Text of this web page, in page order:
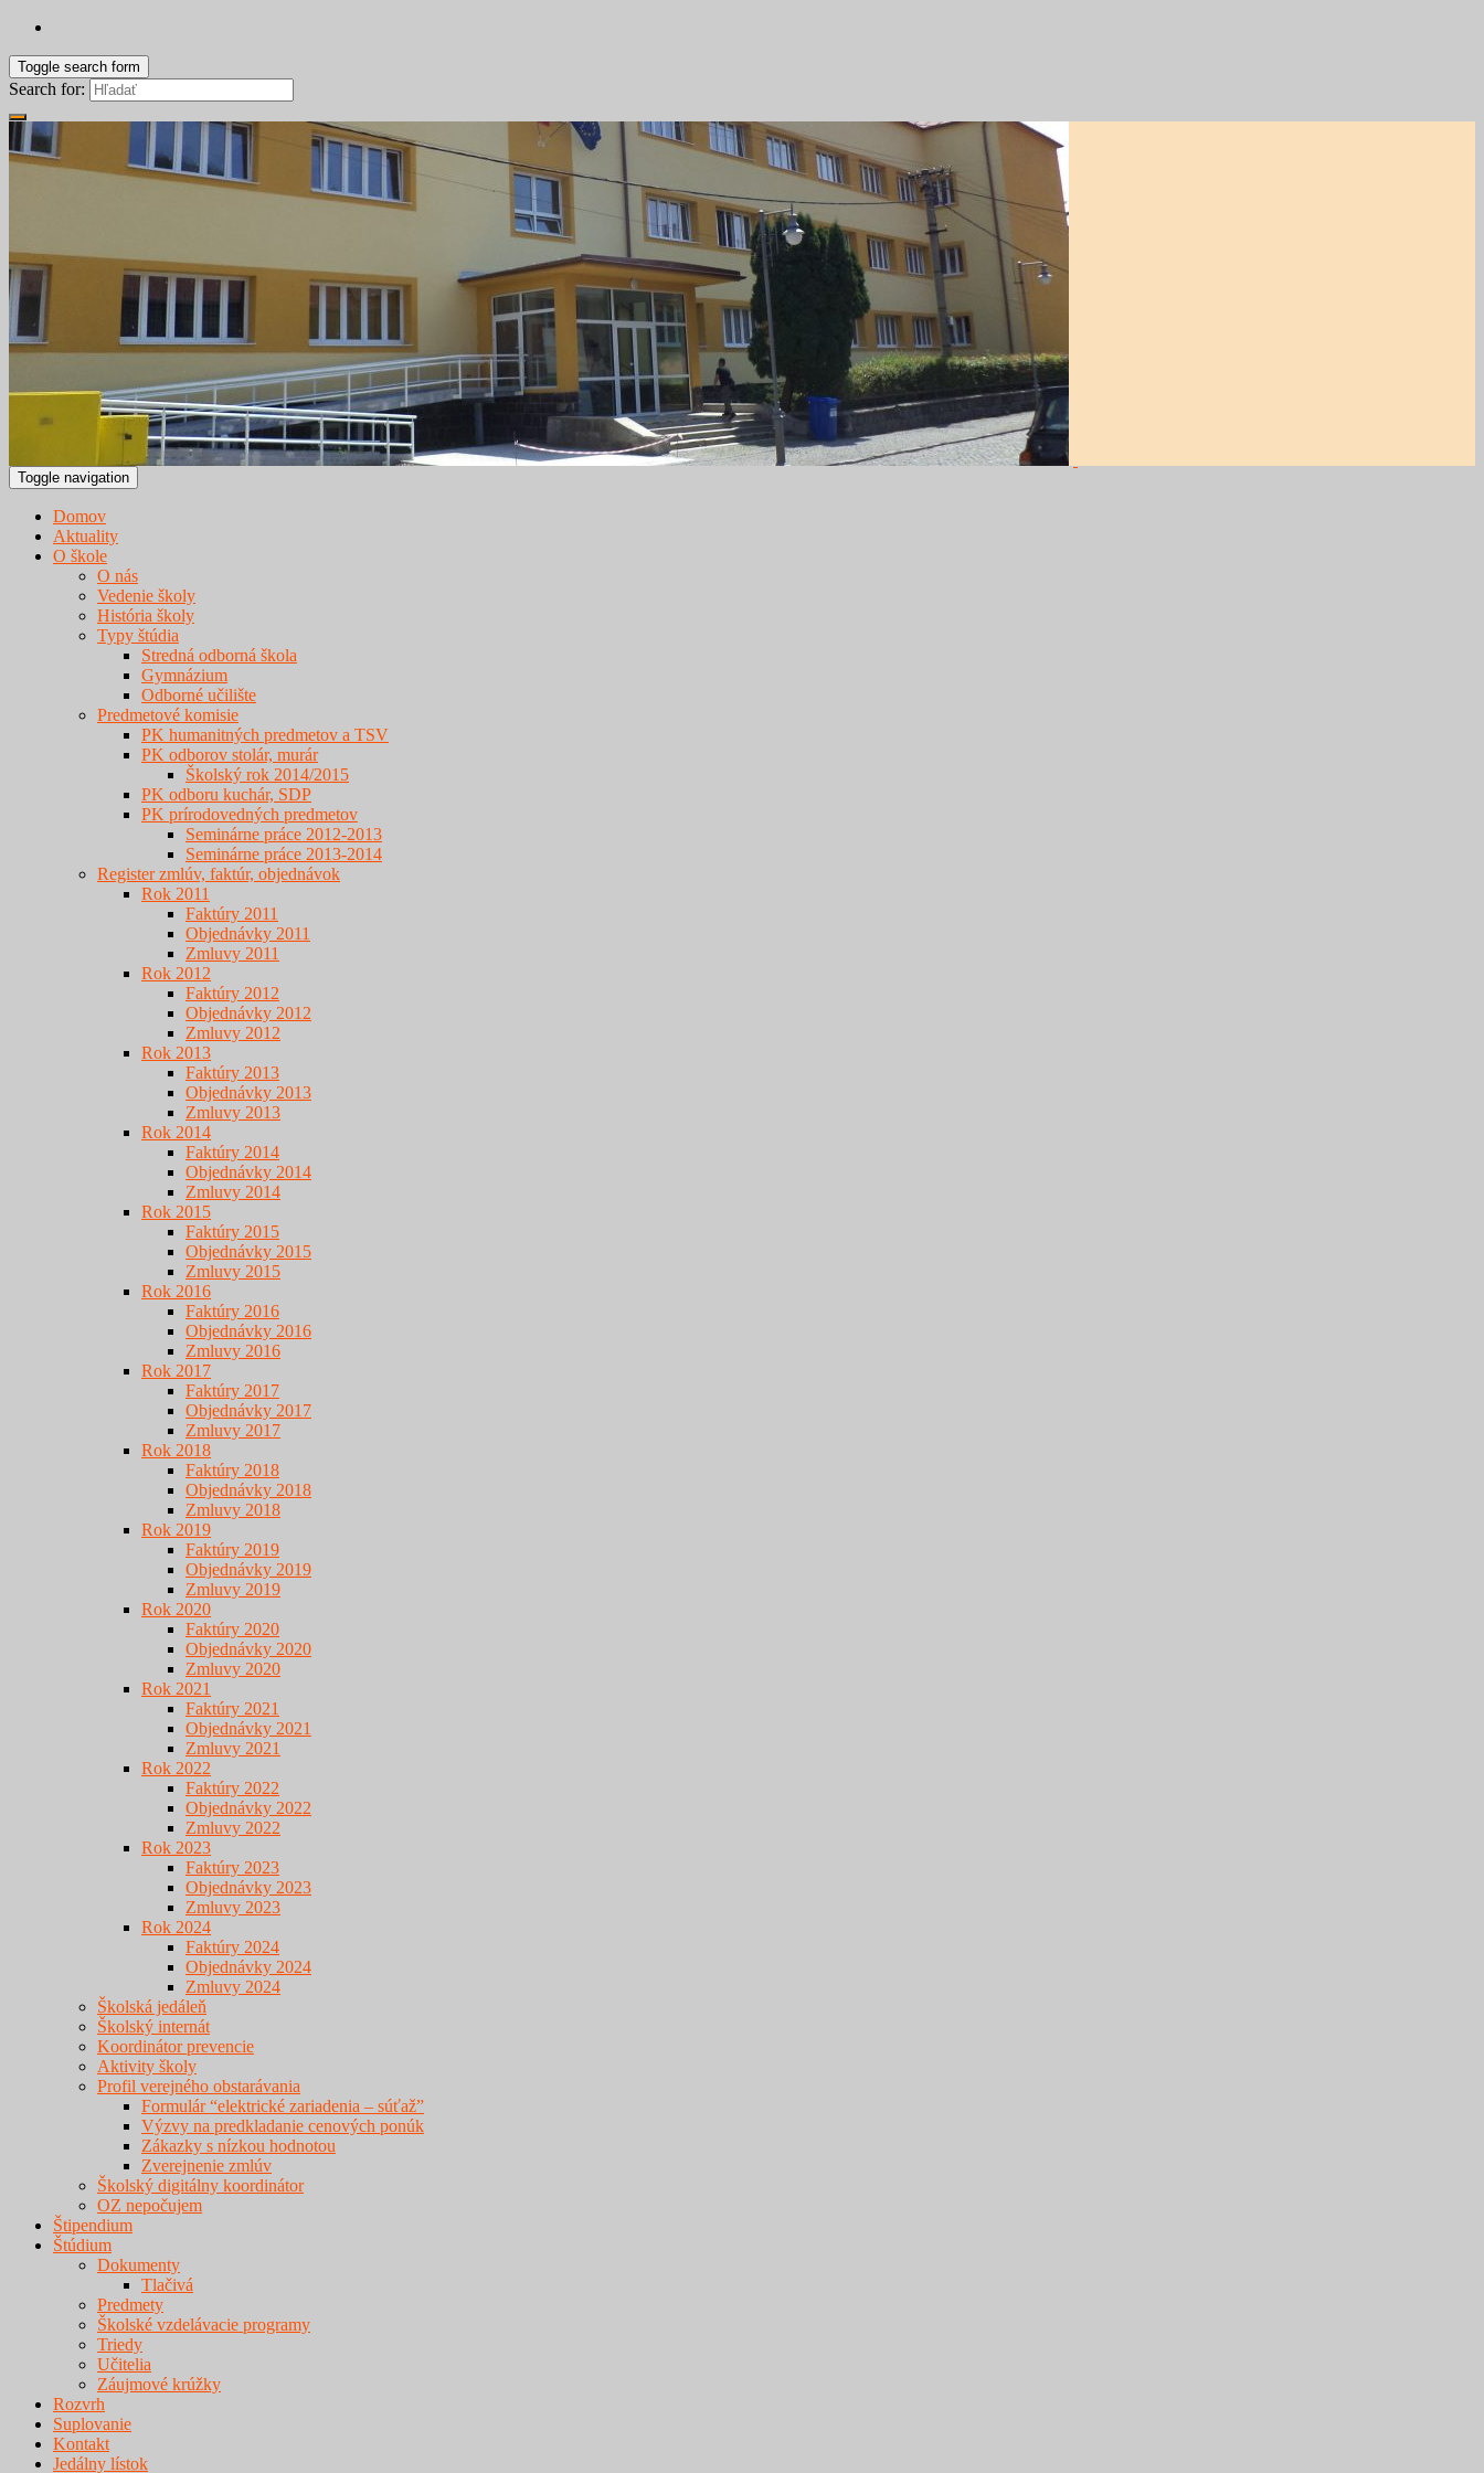
Toggle search form
Search for:
Toggle navigation
Domov
Aktuality
O škole
O nás
Vedenie školy
História školy
Typy štúdia
Stredná odborná škola
Gymnázium
Odborné učilište
Predmetové komisie
PK humanitných predmetov a TSV
PK odborov stolár, murár
Školský rok 2014/2015
PK odboru kuchár, SDP
PK prírodovedných predmetov
Seminárne práce 2012-2013
Seminárne práce 2013-2014
Register zmlúv, faktúr, objednávok
Rok 2011
Faktúry 2011
Objednávky 2011
Zmluvy 2011
Rok 2012
Faktúry 2012
Objednávky 2012
Zmluvy 2012
Rok 2013
Faktúry 2013
Objednávky 2013
Zmluvy 2013
Rok 2014
Faktúry 2014
Objednávky 2014
Zmluvy 2014
Rok 2015
Faktúry 2015
Objednávky 2015
Zmluvy 2015
Rok 2016
Faktúry 2016
Objednávky 2016
Zmluvy 2016
Rok 2017
Faktúry 2017
Objednávky 2017
Zmluvy 2017
Rok 2018
Faktúry 2018
Objednávky 2018
Zmluvy 2018
Rok 2019
Faktúry 2019
Objednávky 2019
Zmluvy 2019
Rok 2020
Faktúry 2020
Objednávky 2020
Zmluvy 2020
Rok 2021
Faktúry 2021
Objednávky 2021
Zmluvy 2021
Rok 2022
Faktúry 2022
Objednávky 2022
Zmluvy 2022
Rok 2023
Faktúry 2023
Objednávky 2023
Zmluvy 2023
Rok 2024
Faktúry 2024
Objednávky 2024
Zmluvy 2024
Školská jedáleň
Školský internát
Koordinátor prevencie
Aktivity školy
Profil verejného obstarávania
Formulár “elektrické zariadenia – súťaž”
Výzvy na predkladanie cenových ponúk
Zákazky s nízkou hodnotou
Zverejnenie zmlúv
Školský digitálny koordinátor
OZ nepočujem
Štipendium
Štúdium
Dokumenty
Tlačivá
Predmety
Školské vzdelávacie programy
Triedy
Učitelia
Záujmové krúžky
Rozvrh
Suplovanie
Kontakt
Jedálny lístok